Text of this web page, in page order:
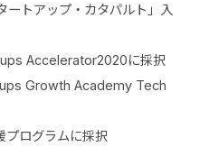
トアップ・カタパルト」入
Accelerator2020に採択
Growth Academy Tech
ログラムに採択